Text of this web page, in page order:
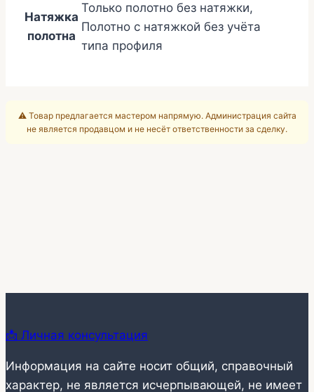
Натяжка
полотна
Только полотно без натяжки,
Полотно с натяжкой без учёта
типа профиля
⚠️ Товар предлагается мастером напрямую. Администрация сайта
не является продавцом и не несёт ответственности за сделку.
📩 Личная консультация
Информация на сайте носит общий, справочный
характер, не является исчерпывающей, не имеет